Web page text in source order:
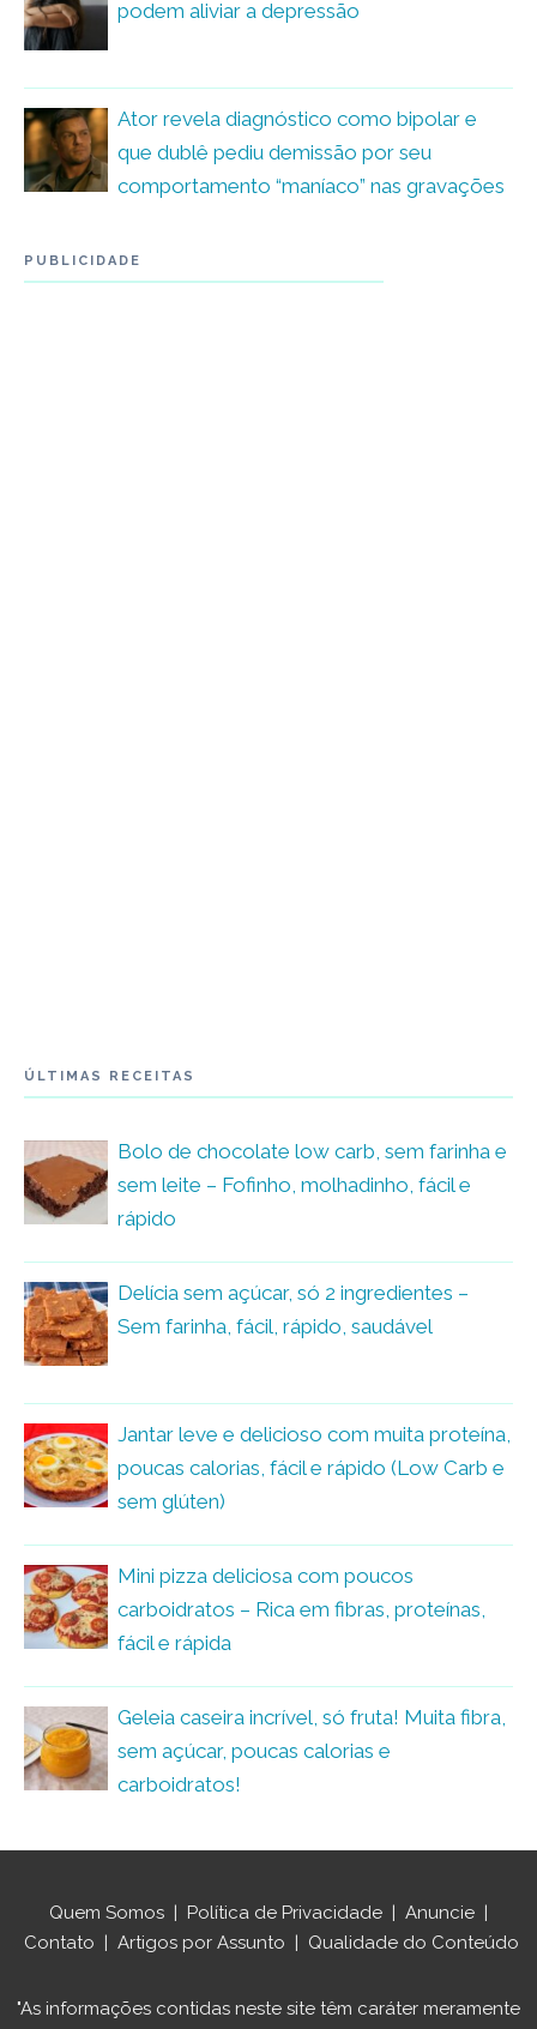
podem aliviar a depressão
Ator revela diagnóstico como bipolar e
que dublê pediu demissão por seu
comportamento “maníaco” nas gravações
PUBLICIDADE
ÚLTIMAS RECEITAS
Bolo de chocolate low carb, sem farinha e
sem leite – Fofinho, molhadinho, fácil e
rápido
Delícia sem açúcar, só 2 ingredientes –
Sem farinha, fácil, rápido, saudável
Jantar leve e delicioso com muita proteína,
poucas calorias, fácil e rápido (Low Carb e
sem glúten)
Mini pizza deliciosa com poucos
carboidratos – Rica em fibras, proteínas,
fácil e rápida
Geleia caseira incrível, só fruta! Muita fibra,
sem açúcar, poucas calorias e
carboidratos!
Quem Somos | Política de Privacidade | Anuncie |
Contato | Artigos por Assunto | Qualidade do Conteúdo
"As informações contidas neste site têm caráter meramente